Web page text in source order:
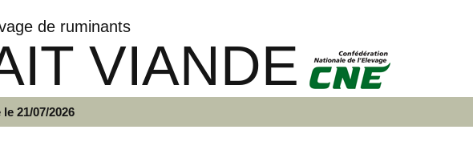
de ruminants
VIANDE
21/07/2026